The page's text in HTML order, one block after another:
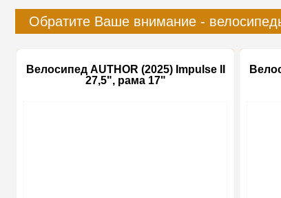
Обратите Ваше внимание -
Велосипед AUTHOR (2025) Impulse II
27,5", рама 17"